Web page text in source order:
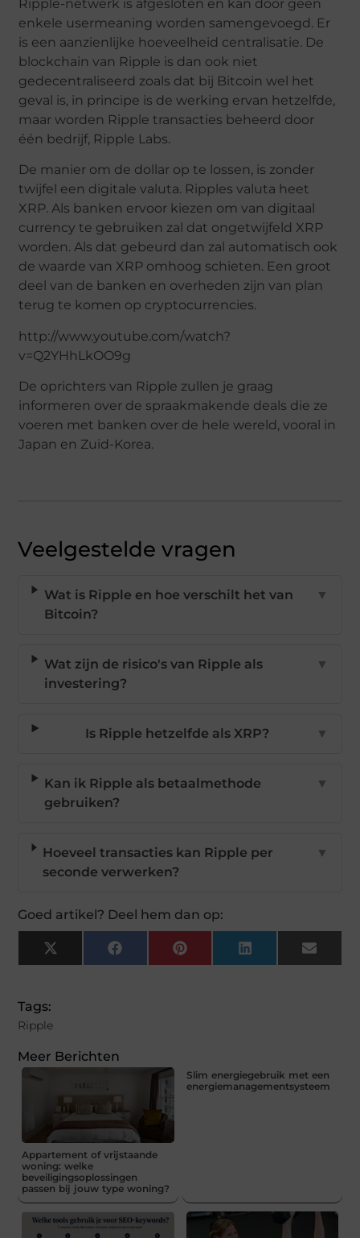
Ripple-netwerk is afgesloten en kan door geen
enkele usermeaning worden samengevoegd. Er
is een aanzienlijke hoeveelheid centralisatie. De
blockchain van Ripple is dan ook niet
gedecentraliseerd zoals dat bij Bitcoin wel het
geval is, in principe is de werking ervan hetzelfde,
maar worden Ripple transacties beheerd door
één bedrijf, Ripple Labs.
De manier om de dollar op te lossen, is zonder
twijfel een digitale valuta. Ripples valuta heet
XRP. Als banken ervoor kiezen om van digitaal
currency te gebruiken zal dat ongetwijfeld XRP
worden. Als dat gebeurd dan zal automatisch ook
de waarde van XRP omhoog schieten. Een groot
deel van de banken en overheden zijn van plan
terug te komen op cryptocurrencies.
http://www.youtube.com/watch?
v=Q2YHhLkOO9g
De oprichters van Ripple zullen je graag
informeren over de spraakmakende deals die ze
voeren met banken over de hele wereld, vooral in
Japan en Zuid-Korea.
Veelgestelde vragen
Wat is Ripple en hoe verschilt het van
Bitcoin?
▼
Wat zijn de risico's van Ripple als
investering?
▼
Is Ripple hetzelfde als XRP? ▼
Kan ik Ripple als betaalmethode
gebruiken?
▼
Hoeveel transacties kan Ripple per
seconde verwerken?
▼
Goed artikel? Deel hem dan op:
X
(Twitter)
FacebookPinterestLinkedIn Email
Tags:
Ripple
Meer Berichten
Appartement of vrijstaande
woning: welke
beveiligingsoplossingen
passen bij jouw type woning?
Slim energiegebruik met een
energiemanagementsysteem